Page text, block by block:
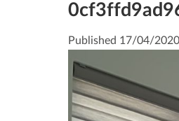
Published 17/04/2020